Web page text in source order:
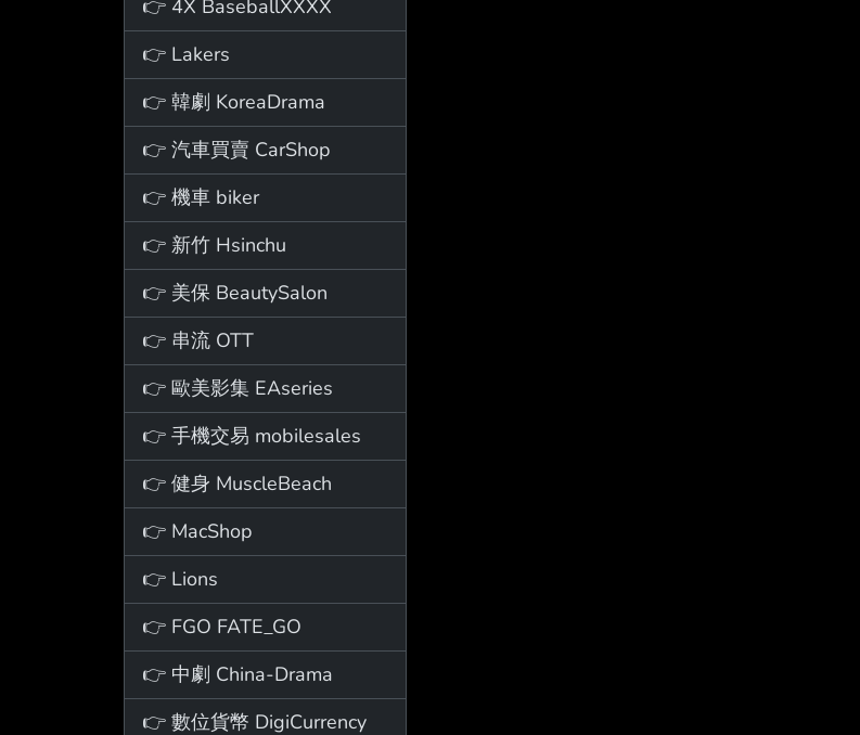
👉 4X BaseballXXXX
👉 Lakers
👉 韓劇 KoreaDrama
👉 汽車買賣 CarShop
👉 機車 biker
👉 新竹 Hsinchu
👉 美保 BeautySalon
👉 串流 OTT
👉 歐美影集 EAseries
👉 手機交易 mobilesales
👉 健身 MuscleBeach
👉 MacShop
👉 Lions
👉 FGO FATE_GO
👉 中劇 China-Drama
👉 數位貨幣 DigiCurrency